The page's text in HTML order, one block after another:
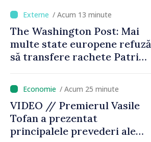
/ Acum 13 minute
The Washington Post: Mai
multe state europene refuză
să transfere rachete Patriot
/ Acum 25 minute
VIDEO // Premierul Vasile
Tofan a prezentat
principalele prevederi ale